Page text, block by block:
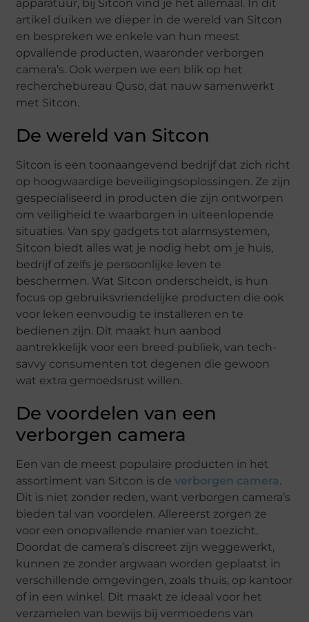
apparatuur, bij Sitcon vind je het allemaal. In dit
artikel duiken we dieper in de wereld van Sitcon
en bespreken we enkele van hun meest
opvallende producten, waaronder verborgen
camera’s. Ook werpen we een blik op het
recherchebureau Quso, dat nauw samenwerkt
met Sitcon.
De wereld van Sitcon
Sitcon is een toonaangevend bedrijf dat zich richt
op hoogwaardige beveiligingsoplossingen. Ze zijn
gespecialiseerd in producten die zijn ontworpen
om veiligheid te waarborgen in uiteenlopende
situaties. Van spy gadgets tot alarmsystemen,
Sitcon biedt alles wat je nodig hebt om je huis,
bedrijf of zelfs je persoonlijke leven te
beschermen. Wat Sitcon onderscheidt, is hun
focus op gebruiksvriendelijke producten die ook
voor leken eenvoudig te installeren en te
bedienen zijn. Dit maakt hun aanbod
aantrekkelijk voor een breed publiek, van tech-
savvy consumenten tot degenen die gewoon
wat extra gemoedsrust willen.
De voordelen van een
verborgen camera
Een van de meest populaire producten in het
assortiment van Sitcon is deverborgen camera.
Dit is niet zonder reden, want verborgen camera’s
bieden tal van voordelen. Allereerst zorgen ze
voor een onopvallende manier van toezicht.
Doordat de camera’s discreet zijn weggewerkt,
kunnen ze zonder argwaan worden geplaatst in
verschillende omgevingen, zoals thuis, op kantoor
of in een winkel. Dit maakt ze ideaal voor het
verzamelen van bewijs bij vermoedens van